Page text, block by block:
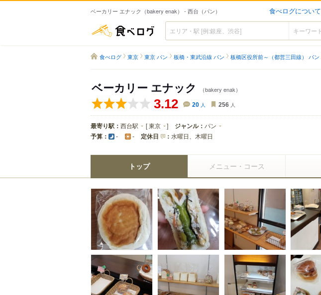
ベーカリー エナック（bakery enak） - 西台（パン） 食べログについて
食べログ
食べログ 東京 東京 パン 板橋・東武沿線 パン 板橋区役所前～（都営三田線） パン
ベーカリー エナック （bakery enak）
3.12 20 人 256 人
最寄り駅： 西台駅 [東京 ] ジャンル： パン
予算： - - 定休日 ： 水曜日、木曜日
トップ メニュー・コース